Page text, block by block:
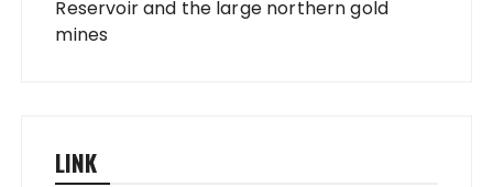
Reservoir and the large northern gold
mines
LINK